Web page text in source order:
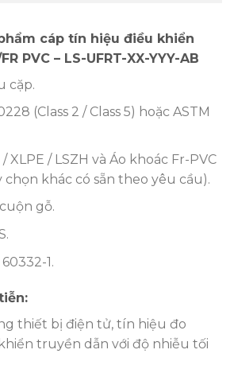
cáp tín hiệu điều khiển
PVC – LS-UFRT-XX-YYY-AB
cặp.
(Class 2 / Class 5) hoặc ASTM
XLPE / LSZH và Áo khoác Fr-PVC
chọn khác có sẵn theo yêu cầu).
gỗ.
1.
thiết bị điện tử, tín hiệu đo
truyền dẫn với độ nhiễu tối